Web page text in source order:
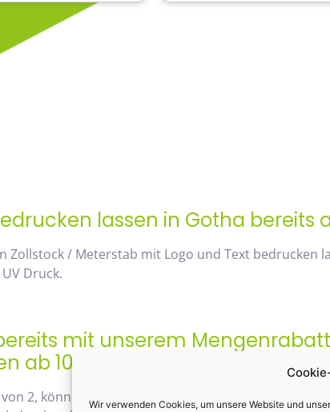
Wir verwenden Cookies, um unsere Website und
lassen in Gotha bereits
Zollstock / Meterstab mit Logo und Text bedrucken
Druck.
mit unserem
ab 10 Stück fast 48%
2, können Sie bereits von unserem